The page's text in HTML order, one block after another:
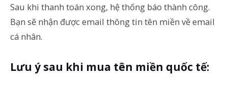
Sau khi thanh toán xong, hệ thống báo thành công.
Bạn sẽ nhận được email thông tin tên miền về email
cá nhân.
Lưu ý sau khi mua tên miền quốc tế: